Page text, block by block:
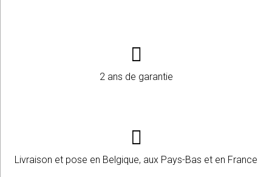
2 ans de garantie
Livraison et pose en Belgique, aux Pays-Bas et en France